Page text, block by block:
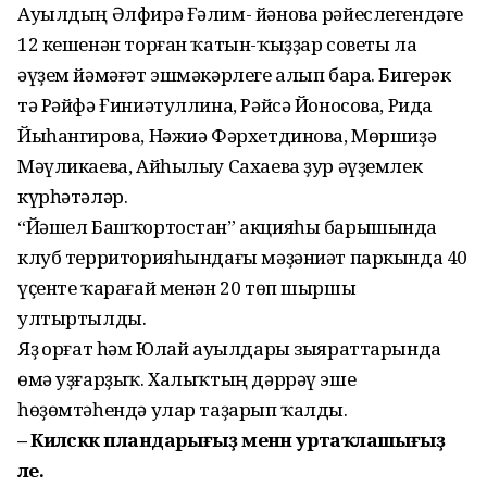
Ауылдың Әлфирә Ғәлим- йәнова рәйеслегендәге
12 кешенән торған ҡатын-ҡыҙҙар советы ла
әүҙем йәмәғәт эшмәкәрлеге алып бара. Бигерәк
тә Рәйфә Ғиниәтуллина, Рәйсә Йоносова, Рида
Йыһангирова, Нәжиә Фәрхетдинова, Мөршиҙә
Мәүликаева, Айһылыу Сахаева ҙур әүҙемлек
күрһәтәләр.
“Йәшел Башҡортостан” акцияһы барышында
клуб территорияһындағы мәҙәниәт паркында 40
үҫенте ҡарағай менән 20 төп шыршы
ултыртылды.
Яҙ Ҡорғат һәм Юлай ауылдары зыяраттарында
өмә уҙғарҙыҡ. Халыҡтың дәррәү эше
һөҙөмтәһендә улар таҙарып ҡалды.
– Киләсәккә пландарығыҙ менән уртаҡлашығыҙ
әле.